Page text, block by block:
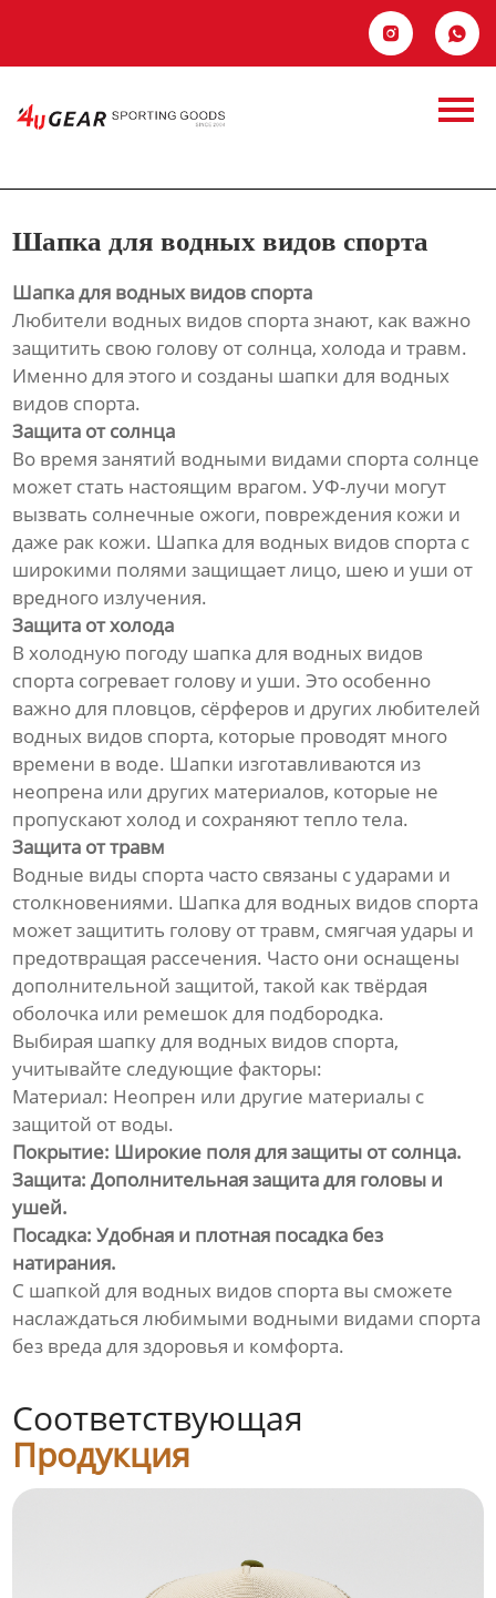
 
Контакты
Шапка для водных видов спорта
Шапка для водных видов спорта
Любители водных видов спорта знают, как важно
защитить свою голову от солнца, холода и травм.
Именно для этого и созданы шапки для водных
видов спорта.
Защита от солнца
Во время занятий водными видами спорта солнце
может стать настоящим врагом. УФ-лучи могут
вызвать солнечные ожоги, повреждения кожи и
даже рак кожи. Шапка для водных видов спорта с
широкими полями защищает лицо, шею и уши от
вредного излучения.
Защита от холода
В холодную погоду шапка для водных видов
спорта согревает голову и уши. Это особенно
важно для пловцов, сёрферов и других любителей
водных видов спорта, которые проводят много
времени в воде. Шапки изготавливаются из
неопрена или других материалов, которые не
пропускают холод и сохраняют тепло тела.
Защита от травм
Водные виды спорта часто связаны с ударами и
столкновениями. Шапка для водных видов спорта
может защитить голову от травм, смягчая удары и
предотвращая рассечения. Часто они оснащены
дополнительной защитой, такой как твёрдая
оболочка или ремешок для подбородка.
Выбирая шапку для водных видов спорта,
учитывайте следующие факторы:
Материал: Неопрен или другие материалы с
защитой от воды.
Покрытие: Широкие поля для защиты от солнца.
Защита: Дополнительная защита для головы и
ушей.
Посадка: Удобная и плотная посадка без
натирания.
С шапкой для водных видов спорта вы сможете
наслаждаться любимыми водными видами спорта
без вреда для здоровья и комфорта.
Соответствующая
Продукция